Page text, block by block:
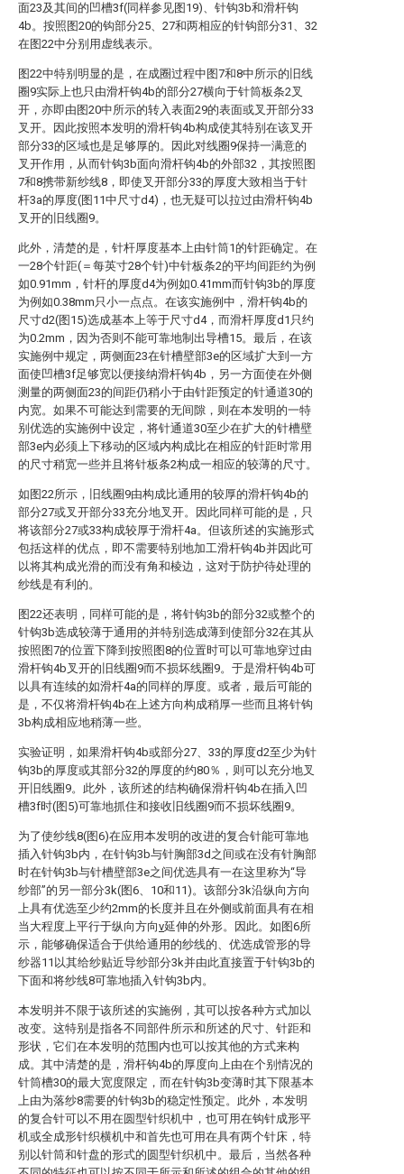
面23及其间的凹槽3f(同样参见图19)、针钩3b和滑杆钩
4b。按照图20的钩部分25、27和两相应的针钩部分31、32
在图22中分别用虚线表示。
图22中特别明显的是，在成圈过程中图7和8中所示的旧线
圈9实际上也只由滑杆钩4b的部分27横向于针筒板条2叉
开，亦即由图20中所示的转入表面29的表面或叉开部分33
叉开。因此按照本发明的滑杆钩4b构成使其特别在该叉开
部分33的区域也是足够厚的。因此对线圈9保持一满意的
叉开作用，从而针钩3b面向滑杆钩4b的外部32，其按照图
7和8携带新纱线8，即使叉开部分33的厚度大致相当于针
杆3a的厚度(图11中尺寸d4)，也无疑可以拉过由滑杆钩4b
叉开的旧线圈9。
此外，清楚的是，针杆厚度基本上由针筒1的针距确定。在
一28个针距(＝每英寸28个针)中针板条2的平均间距约为例
如0.91mm，针杆的厚度d4为例如0.41mm而针钩3b的厚度
为例如0.38mm只小一点点。在该实施例中，滑杆钩4b的
尺寸d2(图15)选成基本上等于尺寸d4，而滑杆厚度d1只约
为0.2mm，因为否则不能可靠地制出导槽15。最后，在该
实施例中规定，两侧面23在针槽壁部3e的区域扩大到一方
面使凹槽3f足够宽以便接纳滑杆钩4b，另一方面使在外侧
测量的两侧面23的间距仍稍小于由针距预定的针通道30的
内宽。如果不可能达到需要的无间隙，则在本发明的一特
别优选的实施例中设定，将针通道30至少在扩大的针槽壁
部3e内必须上下移动的区域内构成比在相应的针距时常用
的尺寸稍宽一些并且将针板条2构成一相应的较薄的尺寸。
如图22所示，旧线圈9由构成比通用的较厚的滑杆钩4b的
部分27或叉开部分33充分地叉开。因此同样可能的是，只
将该部分27或33构成较厚于滑杆4a。但该所述的实施形式
包括这样的优点，即不需要特别地加工滑杆钩4b并因此可
以将其构成光滑的而没有角和棱边，这对于防护待处理的
纱线是有利的。
图22还表明，同样可能的是，将针钩3b的部分32或整个的
针钩3b选成较薄于通用的并特别选成薄到使部分32在其从
按照图7的位置下降到按照图8的位置时可以可靠地穿过由
滑杆钩4b叉开的旧线圈9而不损坏线圈9。于是滑杆钩4b可
以具有连续的如滑杆4a的同样的厚度。或者，最后可能的
是，不仅将滑杆钩4b在上述方向构成稍厚一些而且将针钩
3b构成相应地稍薄一些。
实验证明，如果滑杆钩4b或部分27、33的厚度d2至少为针
钩3b的厚度或其部分32的厚度的约80％，则可以充分地叉
开旧线圈9。此外，该所述的结构确保滑杆钩4b在插入凹
槽3f时(图5)可靠地抓住和接收旧线圈9而不损坏线圈9。
为了使纱线8(图6)在应用本发明的改进的复合针能可靠地
插入针钩3b内，在针钩3b与针胸部3d之间或在没有针胸部
时在针钩3b与针槽壁部3e之间优选具有一在这里称为“导
纱部”的另一部分3k(图6、10和11)。该部分3k沿纵向方向
上具有优选至少约2mm的长度并且在外侧或前面具有在相
当大程度上平行于纵向方向v延伸的外形。因此。如图6所
示，能够确保适合于供给通用的纱线的、优选成管形的导
纱器11以其给纱贴近导纱部分3k并由此直接置于针钩3b的
下面和将纱线8可靠地插入针钩3b内。
本发明并不限于该所述的实施例，其可以按各种方式加以
改变。这特别是指各不同部件所示和所述的尺寸、针距和
形状，它们在本发明的范围内也可以按其他的方式来构
成。其中清楚的是，滑杆钩4b的厚度向上由在个别情况的
针筒槽30的最大宽度限定，而在针钩3b变薄时其下限基本
上由为落纱8需要的针钩3b的稳定性预定。此外，本发明
的复合针可以不用在圆型针织机中，也可用在钩针成形平
机或全成形针织横机中和首先也可用在具有两个针床，特
别以针筒和针盘的形式的圆型针织机中。最后，当然各种